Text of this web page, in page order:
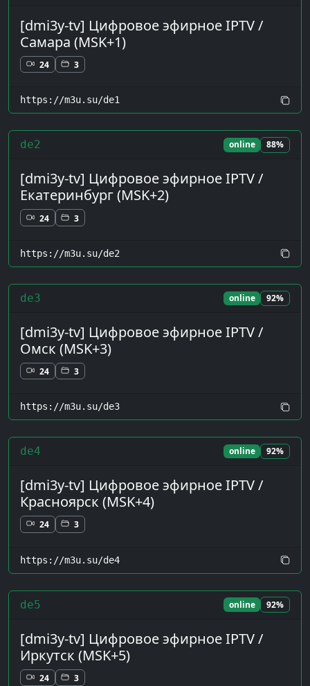
[dmi3y-tv] Цифровое эфирное IPTV /
Самара (MSK+1)
24 3
https://m3u.su/de1
de2 online 88%
[dmi3y-tv] Цифровое эфирное IPTV /
Екатеринбург (MSK+2)
24 3
https://m3u.su/de2
de3 online 92%
[dmi3y-tv] Цифровое эфирное IPTV /
Омск (MSK+3)
24 3
https://m3u.su/de3
de4 online 92%
[dmi3y-tv] Цифровое эфирное IPTV /
Красноярск (MSK+4)
24 3
https://m3u.su/de4
de5 online 92%
[dmi3y-tv] Цифровое эфирное IPTV /
Иркутск (MSK+5)
24 3